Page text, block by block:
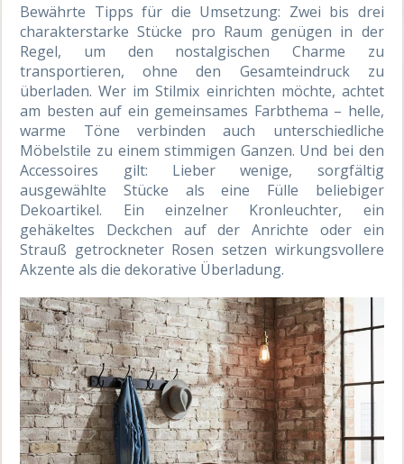
Bewährte Tipps für die Umsetzung: Zwei bis drei
charakterstarke Stücke pro Raum genügen in der
Regel, um den nostalgischen Charme zu
transportieren, ohne den Gesamteindruck zu
überladen. Wer im Stilmix einrichten möchte, achtet
am besten auf ein gemeinsames Farbthema – helle,
warme Töne verbinden auch unterschiedliche
Möbelstile zu einem stimmigen Ganzen. Und bei den
Accessoires gilt: Lieber wenige, sorgfältig
ausgewählte Stücke als eine Fülle beliebiger
Dekoartikel. Ein einzelner Kronleuchter, ein
gehäkeltes Deckchen auf der Anrichte oder ein
Strauß getrockneter Rosen setzen wirkungsvollere
Akzente als die dekorative Überladung.